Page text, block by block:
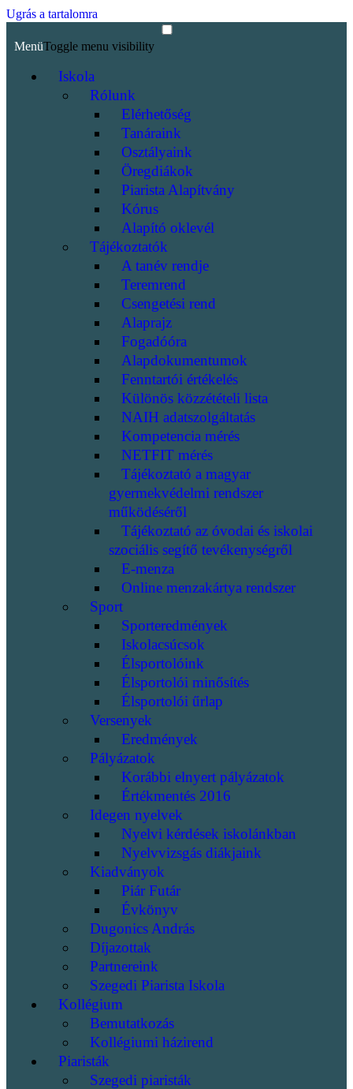
Ugrás a tartalomra
MenüToggle menu visibility
Iskola
Rólunk
Elérhetőség
Tanáraink
Osztályaink
Öregdiákok
Piarista Alapítvány
Kórus
Alapító oklevél
Tájékoztatók
A tanév rendje
Teremrend
Csengetési rend
Alaprajz
Fogadóóra
Alapdokumentumok
Fenntartói értékelés
Különös közzétételi lista
NAIH adatszolgáltatás
Kompetencia mérés
NETFIT mérés
Tájékoztató a magyar
gyermekvédelmi rendszer
működéséről
Tájékoztató az óvodai és iskolai
szociális segítő tevékenységről
E-menza
Online menzakártya rendszer
Sport
Sporteredmények
Iskolacsúcsok
Élsportolóink
Élsportolói minősítés
Élsportolói űrlap
Versenyek
Eredmények
Pályázatok
Korábbi elnyert pályázatok
Értékmentés 2016
Idegen nyelvek
Nyelvi kérdések iskolánkban
Nyelvvizsgás diákjaink
Kiadványok
Piár Futár
Évkönyv
Dugonics András
Díjazottak
Partnereink
Szegedi Piarista Iskola
Kollégium
Bemutatkozás
Kollégiumi házirend
Piaristák
Szegedi piaristák